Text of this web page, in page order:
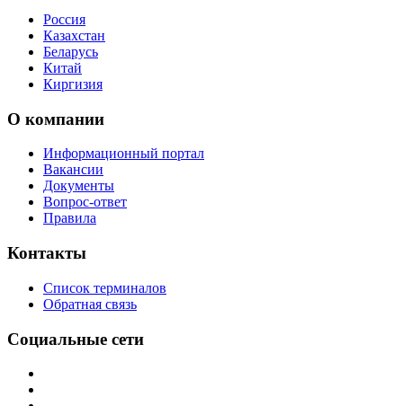
Россия
Казахстан
Беларусь
Китай
Киргизия
О компании
Информационный портал
Вакансии
Документы
Вопрос-ответ
Правила
Контакты
Список терминалов
Обратная связь
Социальные сети